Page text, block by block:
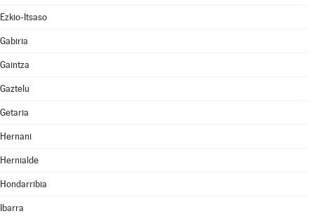
Ezkio-Itsaso
Gabiria
Gaintza
Gaztelu
Getaria
Hernani
Hernialde
Hondarribia
Ibarra